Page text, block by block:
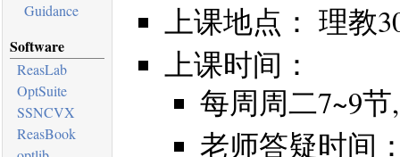
Guidance
Software
ReasLab
OptSuite
SSNCVX
ReasBook
上课地点： 理教
上课时间：
每周周二7~9节
老师答疑时间